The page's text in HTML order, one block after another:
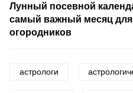
Лунный посевной
самый важный месяц для
огородников
астрологи